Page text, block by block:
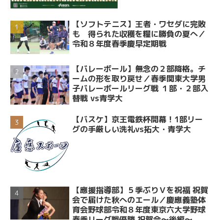
【ソフトテニス】王者・ワセダに完敗
も 得られた収穫を糧に勝負の夏へ／
令和８年度春季慶早定期戦
【バレーボール】無念の２部降格。チ
ームの形を取り戻せ／春季関東大学男
子バレーボールリーグ戦 １部・２部入
替戦 vs青学大
【バスケ】京王電鉄杯開幕！1部リー
グの手厳しい洗礼vs拓大・青学大
【應援指導部】５季ぶりＶを祝福 祝賀
会で届けた秋へのエール／慶應義塾体
育会野球部令和８年度東京六大学野球